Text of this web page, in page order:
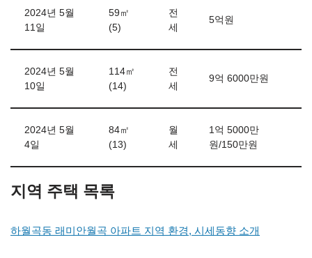
2024년 5월
11일
59㎡
(5)
전
세
5억원
2024년 5월
10일
114㎡
(14)
전
세
9억 6000만원
2024년 5월
4일
84㎡
(13)
월
세
1억 5000만
원/150만원
지역 주택 목록
하월곡동 래미안월곡 아파트 지역 환경, 시세동향 소개